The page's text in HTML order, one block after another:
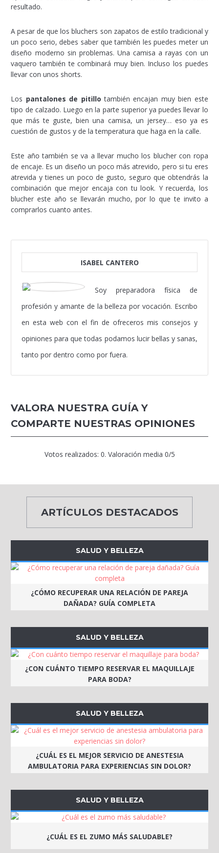
resultado.
A pesar de que los bluchers son zapatos de estilo tradicional y
un poco serio, debes saber que también les puedes meter un
diseño moderno sin problemas. Una camisa a rayas con un
vaquero también te combinará muy bien. Incluso los puedes
llevar con unos shorts.
Los pantalones de pitillo también encajan muy bien este
tipo de calzado. Luego en la parte superior ya puedes llevar lo
que más te guste, bien una camisa, un jersey… eso ya es
cuestión de gustos y de la temperatura que haga en la calle.
Este año también se va a llevar mucho los blucher con ropa
de encaje. Es un diseño un poco más atrevido, pero si tu eres
atrevida y tienes un poco de gusto, seguro que obtendrás la
combinación que mejor encaja con tu look. Y recuerda, los
blucher este año se llevarán mucho, por lo que te invito a
comprarlos cuanto antes.
ISABEL CANTERO
Soy preparadora física de
profesión y amante de la belleza por vocación. Escribo
en esta web con el fin de ofreceros mis consejos y
opiniones para que todas podamos lucir bellas y sanas,
tanto por dentro como por fuera.
VALORA NUESTRA GUÍA Y
COMPARTE NUESTRAS OPINIONES
Votos realizados: 0. Valoración media 0/5
ARTÍCULOS DESTACADOS
SALUD Y BELLEZA
¿CÓMO RECUPERAR UNA RELACIÓN DE PAREJA
DAÑADA? GUÍA COMPLETA
SALUD Y BELLEZA
¿CON CUÁNTO TIEMPO RESERVAR EL MAQUILLAJE
PARA BODA?
SALUD Y BELLEZA
¿CUÁL ES EL MEJOR SERVICIO DE ANESTESIA
AMBULATORIA PARA EXPERIENCIAS SIN DOLOR?
SALUD Y BELLEZA
¿CUÁL ES EL ZUMO MÁS SALUDABLE?